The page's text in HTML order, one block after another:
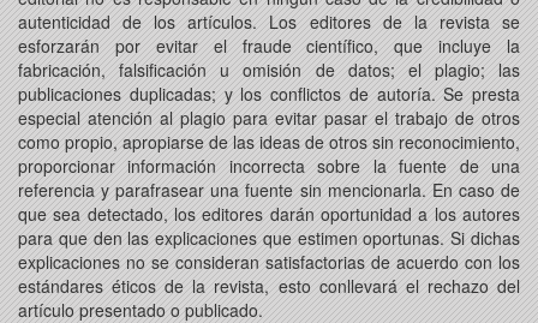
autenticidad de los artículos. Los editores de la revista se
esforzarán por evitar el fraude científico, que incluye la
fabricación, falsificación u omisión de datos; el plagio; las
publicaciones duplicadas; y los conflictos de autoría. Se presta
especial atención al plagio para evitar pasar el trabajo de otros
como propio, apropiarse de las ideas de otros sin reconocimiento,
proporcionar información incorrecta sobre la fuente de una
referencia y parafrasear una fuente sin mencionarla. En caso de
que sea detectado, los editores darán oportunidad a los autores
para que den las explicaciones que estimen oportunas. Si dichas
explicaciones no se consideran satisfactorias de acuerdo con los
estándares éticos de la revista, esto conllevará el rechazo del
artículo presentado o publicado.